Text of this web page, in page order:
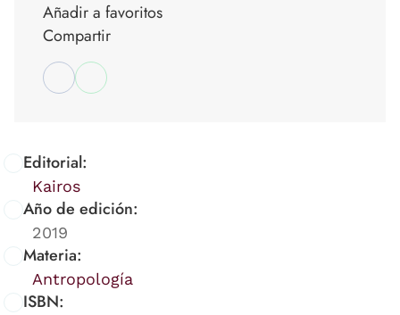
Editorial:
Kairos
Año de edición:
2019
Materia:
Antropología
ISBN:
Añadir a favoritos
Compartir